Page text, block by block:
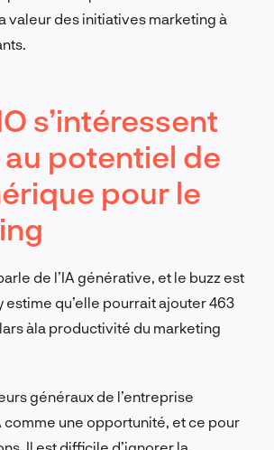
valeur des initiatives marketing à
s’intéressent
potentiel de
pour le
de l’IA générative, et le buzz est
estime qu’elle pourrait ajouter 463
àla productivité du marketing
généraux de l’entreprise
comme une opportunité, et ce pour
Il est difficile d’ignorer la